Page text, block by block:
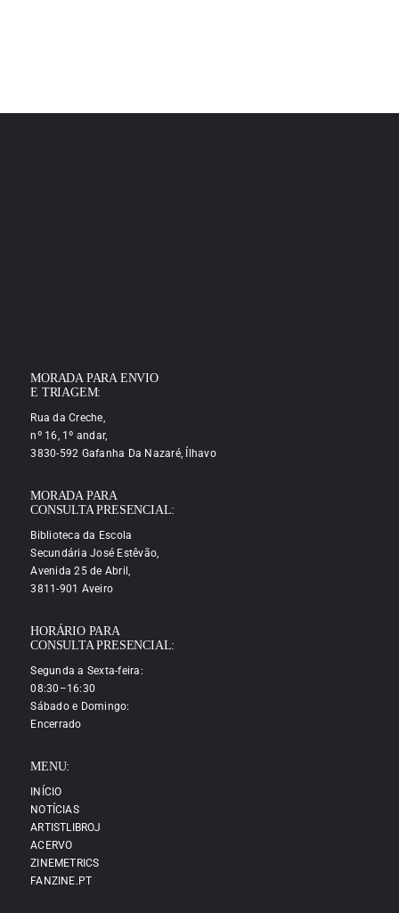
MORADA PARA ENVIO
E TRIAGEM:
Rua da Creche,
nº 16, 1º andar,
3830-592 Gafanha Da Nazaré, Ílhavo
MORADA PARA
CONSULTA PRESENCIAL:
Biblioteca da Escola
Secundária José Estêvão,
Avenida 25 de Abril,
3811-901 Aveiro
HORÁRIO PARA
CONSULTA PRESENCIAL:
Segunda a Sexta-feira:
08:30–16:30
Sábado e Domingo:
Encerrado
MENU:
INÍCIO
NOTÍCIAS
ARTISTLIBROJ
ACERVO
ZINEMETRICS
FANZINE.PT